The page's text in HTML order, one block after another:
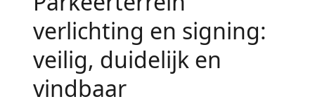
verlichting en signing:
veilig, duidelijk en
vindbaar